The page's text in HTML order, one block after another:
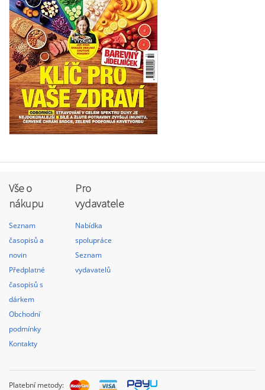
Vše o
nákupu
Seznam
časopisů a
novin
Předplatné
časopisů s
dárkem
Obchodní
podmínky
Kontakty
Pro
vydavatele
Nabídka
spolupráce
Seznam
vydavatelů
Platební metody: